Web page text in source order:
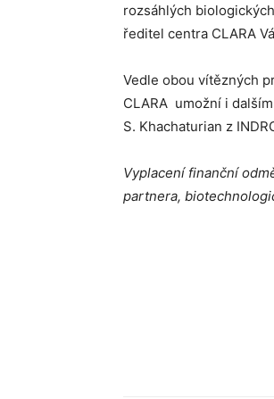
rozsáhlých
ředitel centra CLARA
Vedle obou vítězných
CLARA umožní i
S. Khachaturian z
Vyplacení finanční
partnera,